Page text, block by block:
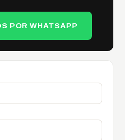
POR WHATSAPP